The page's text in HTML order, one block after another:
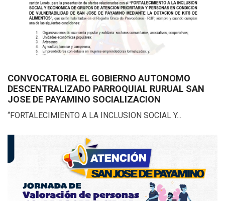
CONVOCATORIA EL GOBIERNO AUTONOMO
DESCENTRALIZADO PARROQUIAL RURUAL SAN
JOSE DE PAYAMINO SOCIALIZACION
“FORTALECIMIENTO A LA INCLUSION SOCIAL Y...